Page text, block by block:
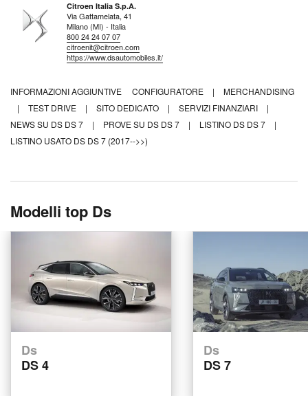
Citroen Italia S.p.A.
Via Gattamelata, 41
Milano (MI) - Italia
800 24 24 07 07
citroenit@citroen.com
https://www.dsautomobiles.it/
INFORMAZIONI AGGIUNTIVE CONFIGURATORE |
MERCHANDISING
|
TEST DRIVE | SITO DEDICATO | SERVIZI FINANZIARI
|
NEWS SU DS DS 7
| PROVE SU DS DS 7 | LISTINO DS DS 7
|
LISTINO USATO DS DS 7 (2017-->>)
Modelli top Ds
Ds
DS 4
Ds
DS 7